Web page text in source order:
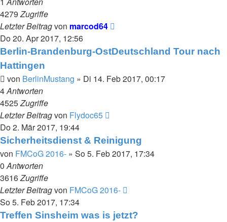
4279Zugriffe
Letzter Beitragvon marcod64
Do 20. Apr 2017, 12:56
Berlin-Brandenburg-OstDeutschland Tour nach
Hattingen
von BerlinMustang » Di 14. Feb 2017, 00:17
4Antworten
4525Zugriffe
Letzter Beitragvon Flydoc65
Do 2. Mär 2017, 19:44
Sicherheitsdienst & Reinigung
von FMCoG 2016- » So 5. Feb 2017, 17:34
0Antworten
3616Zugriffe
Letzter Beitragvon FMCoG 2016-
So 5. Feb 2017, 17:34
Treffen Sinsheim was is jetzt?